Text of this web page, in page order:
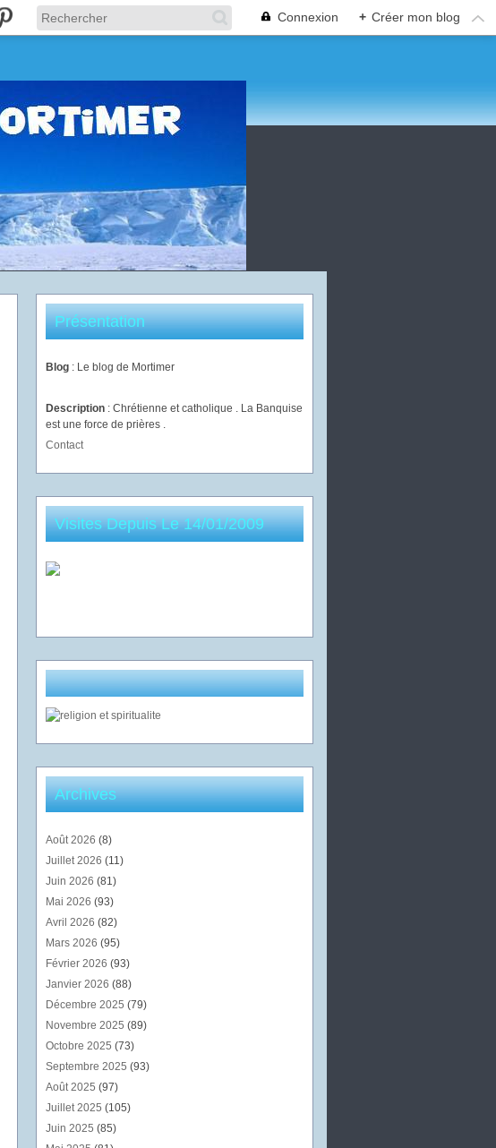
Connexion + Créer mon blog
Présentation
Blog : Le blog de Mortimer
Description : Chrétienne et catholique . La Banquise
est une force de prières .
Contact
Visites Depuis Le 14/01/2009
Archives
Août 2026 (8)
Juillet 2026 (11)
Juin 2026 (81)
Mai 2026 (93)
Avril 2026 (82)
Mars 2026 (95)
Février 2026 (93)
Janvier 2026 (88)
Décembre 2025 (79)
Novembre 2025 (89)
Octobre 2025 (73)
Septembre 2025 (93)
Août 2025 (97)
Juillet 2025 (105)
Juin 2025 (85)